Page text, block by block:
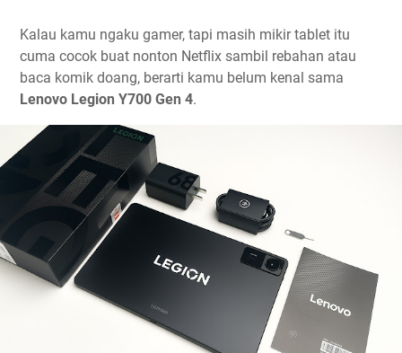
Kalau kamu ngaku gamer, tapi masih mikir tablet itu
cuma cocok buat nonton Netflix sambil rebahan atau
baca komik doang, berarti kamu belum kenal sama
Lenovo Legion Y700 Gen 4.